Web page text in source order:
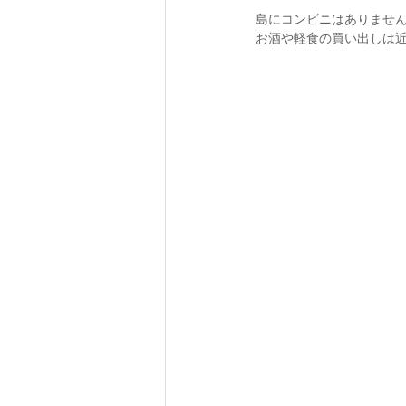
島にコンビニはありません
お酒や軽食の買い出しは